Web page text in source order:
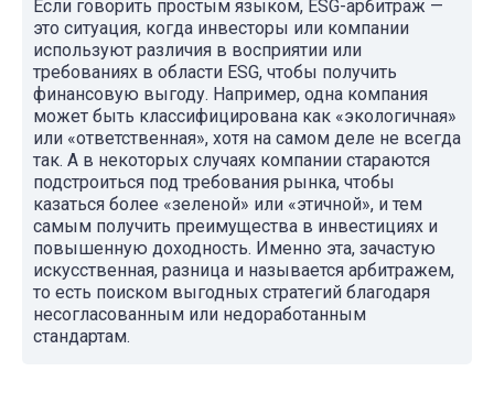
Если говорить простым языком, ESG-арбитраж —
это ситуация, когда инвесторы или компании
используют различия в восприятии или
требованиях в области ESG, чтобы получить
финансовую выгоду. Например, одна компания
может быть классифицирована как «экологичная»
или «ответственная», хотя на самом деле не всегда
так. А в некоторых случаях компании стараются
подстроиться под требования рынка, чтобы
казаться более «зеленой» или «этичной», и тем
самым получить преимущества в инвестициях и
повышенную доходность. Именно эта, зачастую
искусственная, разница и называется арбитражем,
то есть поиском выгодных стратегий благодаря
несогласованным или недоработанным
стандартам.